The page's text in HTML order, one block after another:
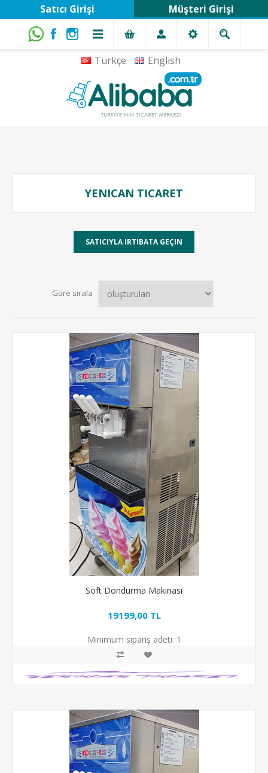
Türkçe English
Satıcı Girişi Müşteri Girişi
YENICAN TICARET
Göre sırala
Soft Dondurma Makinası
19199,00 TL
Minimum sipariş adeti: 1